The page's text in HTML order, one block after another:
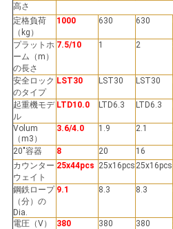
高さ
定格負荷
（kg）
1000 630 630
プラットホ
ーム（m）
の長さ
7.5/10 1 2
安全ロック
のタイプ
LST30 LST30 LST30
起重機モデ
ル
LTD10.0 LTD6.3 LTD6.3
Volum
（m3）
3.6/4.0 1.9 2.1
20"容器 8 20 16
カウンター
ウェイト
25x44pcs 25x16pcs 25x16pcs
鋼鉄ロープ
（分）の
Dia.
9.1 8.3 8.3
電圧（V） 380 380 380